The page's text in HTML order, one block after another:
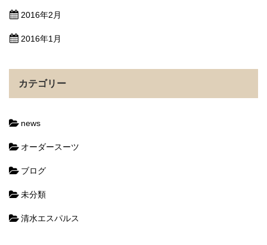
2016年2月
2016年1月
カテゴリー
news
オーダースーツ
ブログ
未分類
清水エスパルス